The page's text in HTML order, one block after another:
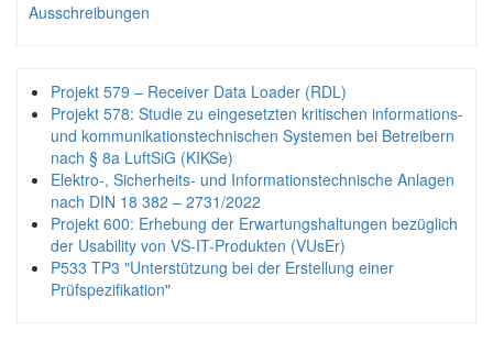
Ausschreibungen
Projekt 579 – Receiver Data Loader (RDL)
Projekt 578: Studie zu eingesetzten kritischen informations-
und kommunikationstechnischen Systemen bei Betreibern
nach § 8a LuftSiG (KIKSe)
Elektro-, Sicherheits- und Informationstechnische Anlagen
nach DIN 18 382 – 2731/2022
Projekt 600: Erhebung der Erwartungshaltungen bezüglich
der Usability von VS-IT-Produkten (VUsEr)
P533 TP3 "Unterstützung bei der Erstellung einer
Prüfspezifikation"